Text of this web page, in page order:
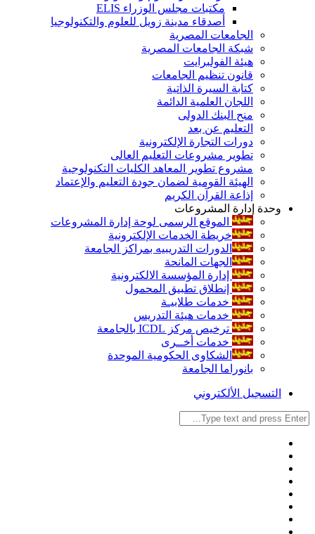
مكتبات مجلس الوزراء ELIS
أصدقاء مدينة زويل للعلوم والتكنولوجيا
الجامعات المصرية
شبكة الجامعات المصرية
هيئة الفولبرايت
قانون تنظيم الجامعات
كتابة السيرة الذاتية
اللجان العلمية الدائمة
منح البنك الدولى
التعليم عن بعد
دورات التجارة الإلكترونية
تطوير مشروعات التعليم العالى
مشروع تطوير المعاهد الكليات التكنولوجية
الهيئة القومية لضمان جودة التعليم والإعتماد
إذاعة القرآن الكريم
وحدة إدارة المشروعات
الموقع الرسمى لوحة إدارة المشروعات
خريطة الخدمات الإلكترونية
الدورات التدريبيه بمراكز الجامعة
الجهات المانحة
إدارة المؤسسة الالكترونية
إنطلاق تطبيق المحمول
خدمات طلابيـة
خدمات هيئة التدريس
ترخيص مركز ICDL بالجامعة
خدمات أخــرى
الشكاوى الحكومية الموحدة
بانوراما الجامعة
التسجيل الألكتروني